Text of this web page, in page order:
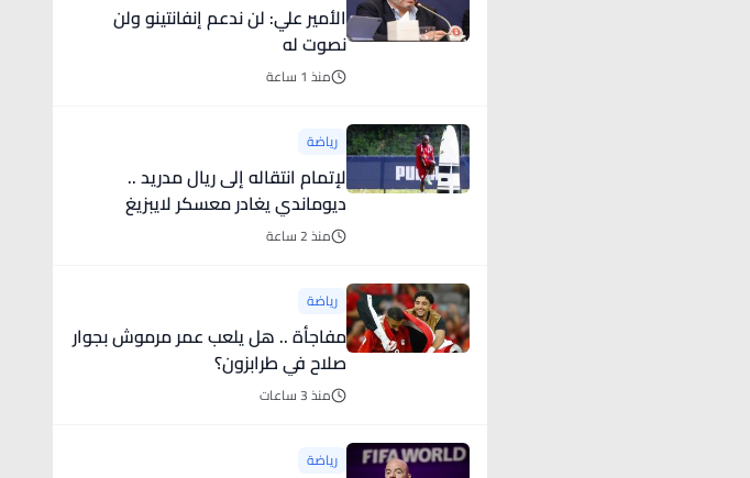
الأمير علي: لن ندعم إنفانتينو ولن
نصوت له
منذ 1 ساعة
رياضة
لإتمام انتقاله إلى ريال مدريد ..
ديوماندي يغادر معسكر لايبزيغ
(فيديو)
منذ 2 ساعة
رياضة
مفاجأة .. هل يلعب عمر مرموش بجوار
صلاح في طرابزون؟
منذ 3 ساعات
رياضة